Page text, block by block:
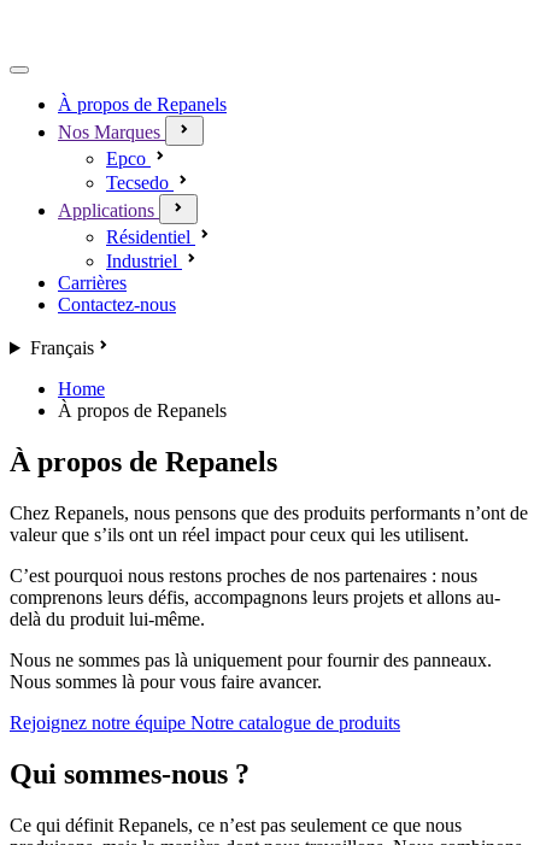
À propos de Repanels
Nos Marques
Epco
Tecsedo
Applications
Résidentiel
Industriel
Carrières
Contactez-nous
Français
Home
À propos de Repanels
À propos de Repanels
Chez Repanels, nous pensons que des produits performants n’ont de
valeur que s’ils ont un réel impact pour ceux qui les utilisent.
C’est pourquoi nous restons proches de nos partenaires : nous
comprenons leurs défis, accompagnons leurs projets et allons au-
delà du produit lui-même.
Nous ne sommes pas là uniquement pour fournir des panneaux.
Nous sommes là pour vous faire avancer.
Rejoignez notre équipe Notre catalogue de produits
Qui sommes-nous ?
Ce qui définit Repanels, ce n’est pas seulement ce que nous